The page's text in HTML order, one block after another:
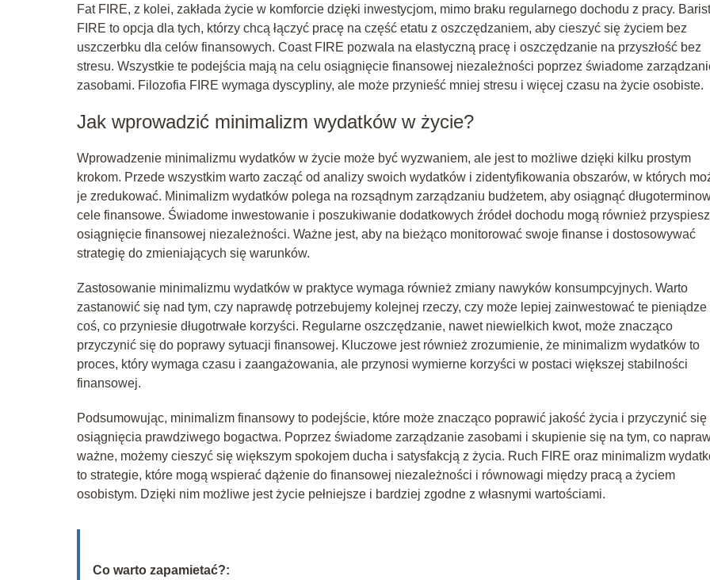
Fat FIRE, z kolei, zakłada życie w komforcie dzięki inwestycjom, mimo braku regularnego dochodu z pracy.
FIRE to opcja dla tych, którzy chcą łączyć pracę na część etatu z oszczędzaniem, aby cieszyć się życiem bez
uszczerbku dla celów finansowych. Coast FIRE pozwala na elastyczną pracę i oszczędzanie na przyszłość bez
stresu. Wszystkie te podejścia mają na celu osiągnięcie finansowej niezależności poprzez świadome
zasobami. Filozofia FIRE wymaga dyscypliny, ale może przynieść mniej stresu i więcej czasu na życie osobiste.
Jak wprowadzić minimalizm wydatków w życie?
Wprowadzenie minimalizmu wydatków w życie może być wyzwaniem, ale jest to możliwe dzięki kilku prostym
krokom. Przede wszystkim warto zacząć od analizy swoich wydatków i zidentyfikowania obszarów, w których
je zredukować. Minimalizm wydatków polega na rozsądnym zarządzaniu budżetem, aby osiągnąć
cele finansowe. Świadome inwestowanie i poszukiwanie dodatkowych źródeł dochodu mogą również
osiągnięcie finansowej niezależności. Ważne jest, aby na bieżąco monitorować swoje finanse i dostosowywać
strategię do zmieniających się warunków.
Zastosowanie minimalizmu wydatków w praktyce wymaga również zmiany nawyków konsumpcyjnych. Warto
zastanowić się nad tym, czy naprawdę potrzebujemy kolejnej rzeczy, czy może lepiej zainwestować te pieniądze
coś, co przyniesie długotrwałe korzyści. Regularne oszczędzanie, nawet niewielkich kwot, może znacząco
przyczynić się do poprawy sytuacji finansowej. Kluczowe jest również zrozumienie, że minimalizm wydatków to
proces, który wymaga czasu i zaangażowania, ale przynosi wymierne korzyści w postaci większej stabilności
finansowej.
Podsumowując, minimalizm finansowy to podejście, które może znacząco poprawić jakość życia i przyczynić się
osiągnięcia prawdziwego bogactwa. Poprzez świadome zarządzanie zasobami i skupienie się na tym, co
ważne, możemy cieszyć się większym spokojem ducha i satysfakcją z życia. Ruch FIRE oraz minimalizm
to strategie, które mogą wspierać dążenie do finansowej niezależności i równowagi między pracą a życiem
osobistym. Dzięki nim możliwe jest życie pełniejsze i bardziej zgodne z własnymi wartościami.
Co warto zapamietać?: